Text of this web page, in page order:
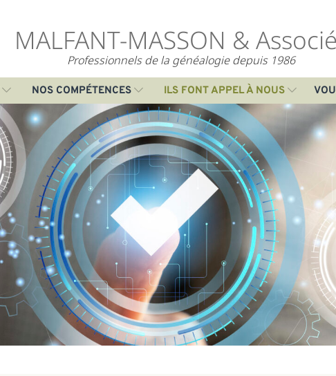
MALFANT-MASSON &
Professionnels de la généalogie depuis 1986
NOS COMPÉTENCES ILS FONT APPEL À NOUS